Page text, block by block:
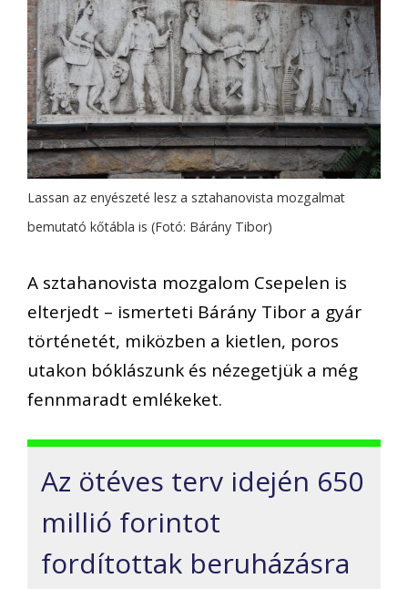
Lassan az enyészeté lesz a sztahanovista mozgalmat
bemutató kőtábla is (Fotó: Bárány Tibor)
A sztahanovista mozgalom Csepelen is
elterjedt – ismerteti Bárány Tibor a gyár
történetét, miközben a kietlen, poros
utakon bóklászunk és nézegetjük a még
fennmaradt emlékeket.
Az ötéves terv idején 650
millió forintot
fordítottak beruházásra